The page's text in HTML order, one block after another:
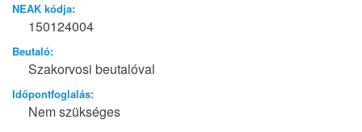
NEAK kódja:
150124004
Beutaló:
Szakorvosi beutalóval
Időpontfoglalás:
Nem szükséges